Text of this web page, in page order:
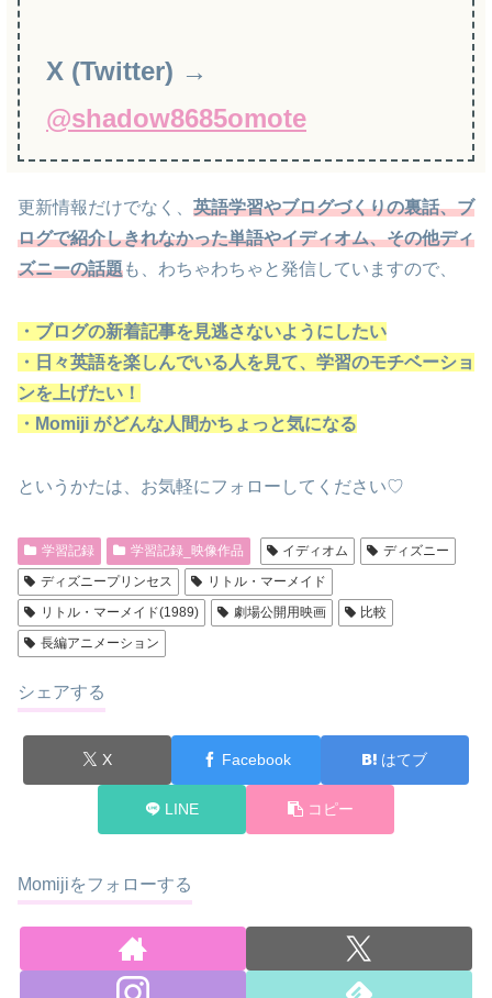
X (Twitter) →
@shadow8685omote
更新情報だけでなく、 英語学習やブログづくりの裏話、ブ
ログで紹介しきれなかった単語やイディオム、その他ディ
ズニーの話題も、わちゃわちゃと発信していますので、
・ブログの新着記事を見逃さないようにしたい
・日々英語を楽しんでいる人を見て、学習のモチベーショ
ンを上げたい！
・Momiji がどんな人間かちょっと気になる
というかたは、お気軽にフォローしてください♡
学習記録 学習記録_映像作品 イディオム
ディズニー
ディズニープリンセス
リトル・マーメイド
リトル・マーメイド(1989)
劇場公開用映画
比較
長編アニメーション
シェアする
X Facebook はてブ
LINE コピー
Momijiをフォローする